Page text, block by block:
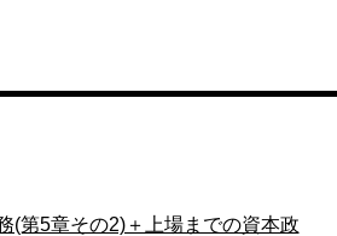
(第5章その2)＋上場までの資本政